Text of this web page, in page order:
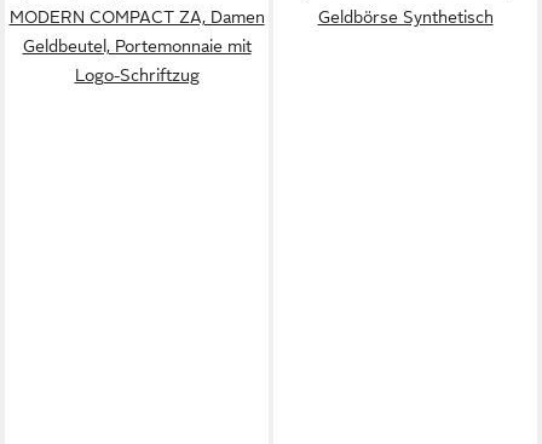
MODERN COMPACT ZA, Damen
Geldbeutel, Portemonnaie mit
Logo-Schriftzug
Geldbörse Synthetisch